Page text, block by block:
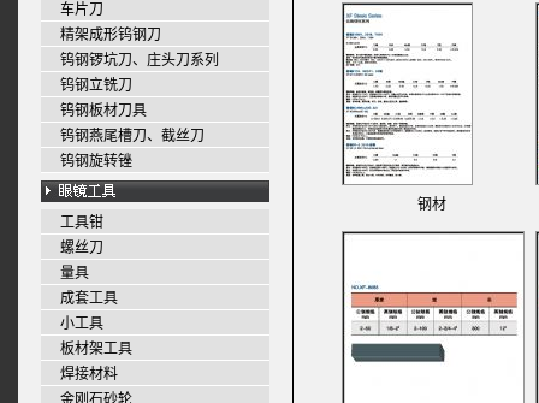
车片刀
精架成形钨钢刀
钨钢锣坑刀、庄头刀系列
钨钢立铣刀
钨钢板材刀具
钨钢燕尾槽刀、截丝刀
钨钢旋转锉
工具钳
螺丝刀
量具
成套工具
小工具
板材架工具
焊接材料
金刚石砂轮
钢材